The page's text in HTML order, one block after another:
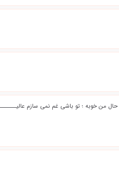
من خوبه ؛ تو باشی غم نمی سازم